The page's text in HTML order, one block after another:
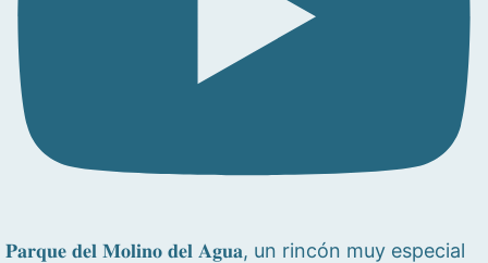
𝐏𝐚𝐫𝐪𝐮𝐞 𝐝𝐞𝐥 𝐌𝐨𝐥𝐢𝐧𝐨 𝐝𝐞𝐥 𝐀𝐠𝐮𝐚, un rincón muy especial